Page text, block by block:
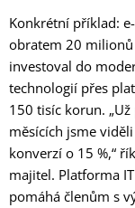
Konkrétní příklad:
obratem 20
investoval do
technologií přes
150 tisíc korun. „Už
měsících jsme
konverzí o 15 %,“
majitel. Platforma
pomáhá členům s